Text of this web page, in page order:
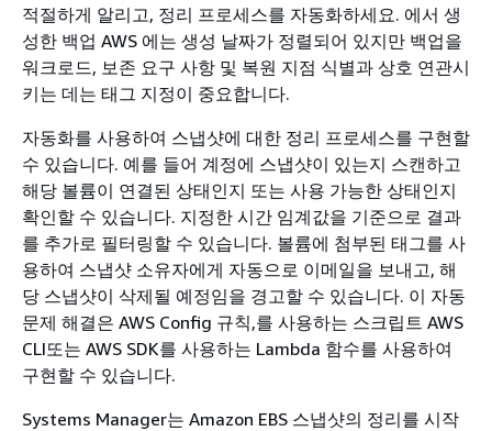
적절하게 알리고, 정리 프로세스를 자동화하세요. 에서 생
성한 백업 AWS 에는 생성 날짜가 정렬되어 있지만 백업을
워크로드, 보존 요구 사항 및 복원 지점 식별과 상호 연관시
키는 데는 태그 지정이 중요합니다.
자동화를 사용하여 스냅샷에 대한 정리 프로세스를 구현할
수 있습니다. 예를 들어 계정에 스냅샷이 있는지 스캔하고
해당 볼륨이 연결된 상태인지 또는 사용 가능한 상태인지
확인할 수 있습니다. 지정한 시간 임계값을 기준으로 결과
를 추가로 필터링할 수 있습니다. 볼륨에 첨부된 태그를 사
용하여 스냅샷 소유자에게 자동으로 이메일을 보내고, 해
당 스냅샷이 삭제될 예정임을 경고할 수 있습니다. 이 자동
문제 해결은 AWS Config 규칙,를 사용하는 스크립트 AWS
CLI또는 AWS SDK를 사용하는 Lambda 함수를 사용하여
구현할 수 있습니다.
Systems Manager는 Amazon EBS 스냅샷의 정리를 시작